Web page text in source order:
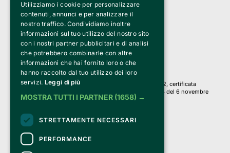
Clappit è un marchio di proprietà di:
Bemils Srl
a Socio Unico
Via Fosse Ardeatine, 4 -20092 Cinisello Balsamo (MI)
PI 05589050961
Iscr. C.C.I.A.A. Milano R.E.A. 1833471
© 2010-2025 Bemils Srl - Tutti i diritti riservati
Credits:
Clappit è basato sulla piattaforma di biglietteria Belive 6.2, certificata
dall’Agenzia delle Entrate con protocollo n. 2025/445474 del 6 novembre
2025.
sono sicuri e protetti da un certificato SSL
con crittografia a 128 bit.
Utilizziamo i cookie per personalizzare
contenuti, annunci e per analizzare il
nostro traffico. Condividiamo inoltre
informazioni sul tuo utilizzo del nostro sito
con i nostri partner pubblicitari e di analisi
che potrebbero combinarle con altre
informazioni che hai fornito loro o che
hanno raccolto dal tuo utilizzo dei loro
servizi. Leggi di più
MOSTRA TUTTI I PARTNER (1658) →
STRETTAMENTE NECESSARI
PERFORMANCE